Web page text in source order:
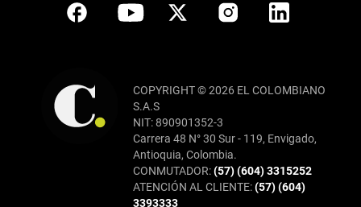
COPYRIGHT © 2026 EL COLOMBIANO
S.A.S
NIT: 890901352-3
Carrera 48 N° 30 Sur - 119, Envigado,
Antioquia, Colombia.
CONMUTADOR:(57) (604) 3315252
ATENCIÓN AL CLIENTE:(57) (604)
3393333